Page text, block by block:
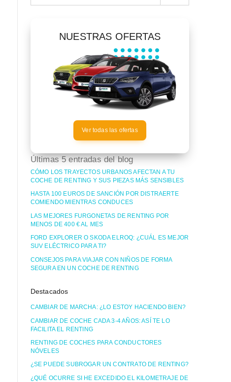
NUESTRAS OFERTAS
Ver todas las ofertas
Últimas 5 entradas del blog
CÓMO LOS TRAYECTOS URBANOS AFECTAN A TU
COCHE DE RENTING Y SUS PIEZAS MÁS SENSIBLES
HASTA 100 EUROS DE SANCIÓN POR DISTRAERTE
COMIENDO MIENTRAS CONDUCES
LAS MEJORES FURGONETAS DE RENTING POR
MENOS DE 400 € AL MES
FORD EXPLORER O SKODA ELROQ: ¿CUÁL ES MEJOR
SUV ELÉCTRICO PARA TI?
CONSEJOS PARA VIAJAR CON NIÑOS DE FORMA
SEGURA EN UN COCHE DE RENTING
Destacados
CAMBIAR DE MARCHA: ¿LO ESTOY HACIENDO BIEN?
CAMBIAR DE COCHE CADA 3-4 AÑOS: ASÍ TE LO
FACILITA EL RENTING
RENTING DE COCHES PARA CONDUCTORES
NÓVELES
¿SE PUEDE SUBROGAR UN CONTRATO DE RENTING?
¿QUÉ OCURRE SI HE EXCEDIDO EL KILOMETRAJE DE